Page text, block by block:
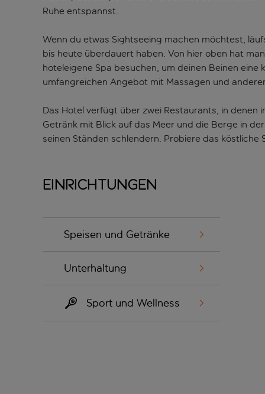
Ruhe entspannst.
Wenn du etwas Sightseeing machen möchtest,
bis heute überdauert haben. Von hier oben hat
hoteleigene Spa besuchen, um deinen Beinen
umfangreichen Angebot mit Massagen und
Das Hotel verfügt über zwei Restaurants, in denen
Getränk mit Blick auf das Meer und die Berge in
seinen Ständen schlendern. Probiere das
Einrichtungen
Speisen und Getränke
Unterhaltung
Sport und Wellness